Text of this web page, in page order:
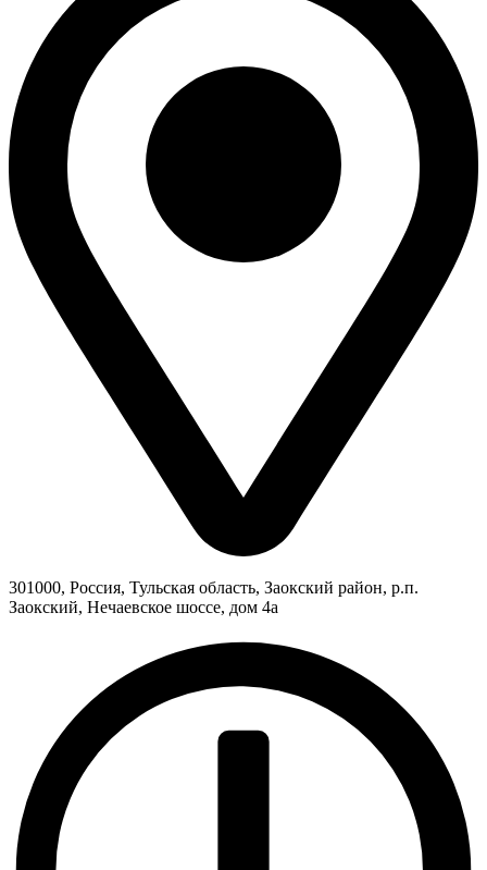
301000, Россия, Тульская область, Заокский район, р.п.
Заокский, Нечаевское шоссе, дом 4а